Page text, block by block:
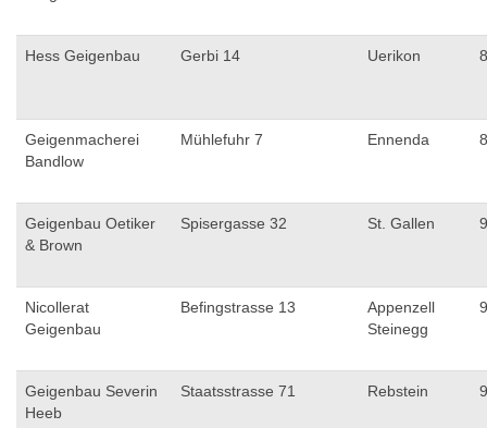
Hess Geigenbau Gerbi 14 Uerikon
Geigenmacherei
Bandlow
Mühlefuhr 7 Ennenda
Geigenbau Oetiker
& Brown
Spisergasse 32 St. Gallen
Nicollerat
Geigenbau
Befingstrasse 13
Appenzell
Steinegg
Geigenbau Severin
Heeb
Staatsstrasse 71 Rebstein